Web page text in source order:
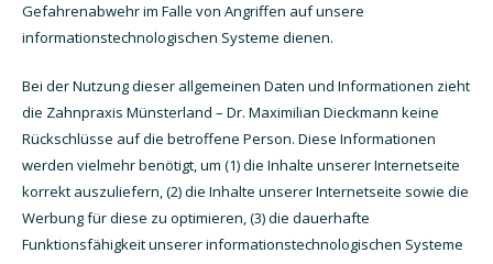
Gefahrenabwehr im Falle von Angriffen auf unsere
informationstechnologischen Systeme dienen.
Bei der Nutzung dieser allgemeinen Daten und Informationen zieht
die Zahnpraxis Münsterland – Dr. Maximilian Dieckmann keine
Rückschlüsse auf die betroffene Person. Diese Informationen
werden vielmehr benötigt, um (1) die Inhalte unserer Internetseite
korrekt auszuliefern, (2) die Inhalte unserer Internetseite sowie die
Werbung für diese zu optimieren, (3) die dauerhafte
Funktionsfähigkeit unserer informationstechnologischen Systeme